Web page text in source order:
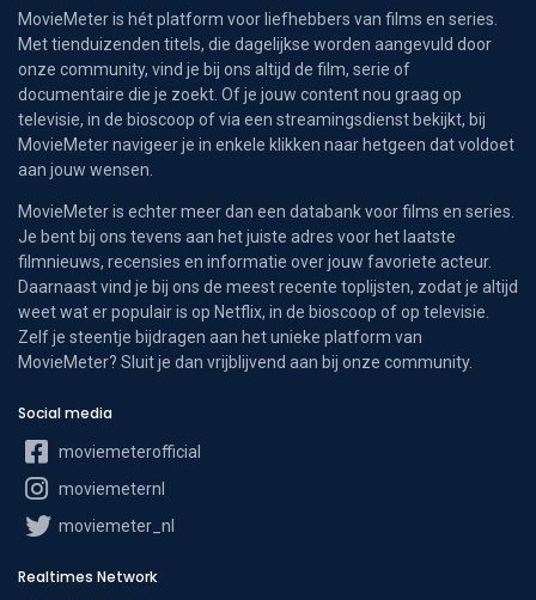
MovieMeter is hét platform voor liefhebbers van films en series.
Met tienduizenden titels, die dagelijkse worden aangevuld door
onze community, vind je bij ons altijd de film, serie of
documentaire die je zoekt. Of je jouw content nou graag op
televisie, in de bioscoop of via een streamingsdienst bekijkt, bij
MovieMeter navigeer je in enkele klikken naar hetgeen dat voldoet
aan jouw wensen.
MovieMeter is echter meer dan een databank voor films en series.
Je bent bij ons tevens aan het juiste adres voor het laatste
filmnieuws, recensies en informatie over jouw favoriete acteur.
Daarnaast vind je bij ons de meest recente toplijsten, zodat je altijd
weet wat er populair is op Netflix, in de bioscoop of op televisie.
Zelf je steentje bijdragen aan het unieke platform van
MovieMeter? Sluit je dan vrijblijvend aan bij onze community.
Social media
moviemeterofficial
moviemeternl
moviemeter_nl
Realtimes Network